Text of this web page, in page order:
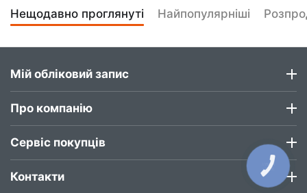
Нещодавно проглянуті Найпопулярніші
Мій обліковий запис
Про компанію
Сервіс покупців
Контакти
КНОПКА
ЗВ'ЯЗКУ